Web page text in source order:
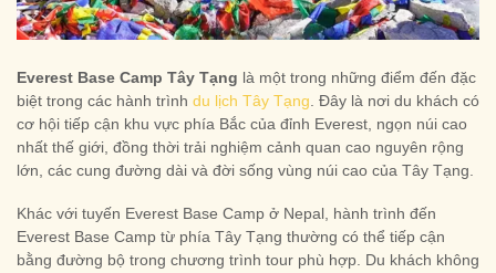
Everest Base Camp Tây Tạng là một trong những điểm đến đặc
biệt trong các hành trình du lịch Tây Tạng. Đây là nơi du khách có
cơ hội tiếp cận khu vực phía Bắc của đỉnh Everest, ngọn núi cao
nhất thế giới, đồng thời trải nghiệm cảnh quan cao nguyên rộng
lớn, các cung đường dài và đời sống vùng núi cao của Tây Tạng.
Khác với tuyến Everest Base Camp ở Nepal, hành trình đến
Everest Base Camp từ phía Tây Tạng thường có thể tiếp cận
bằng đường bộ trong chương trình tour phù hợp. Du khách không